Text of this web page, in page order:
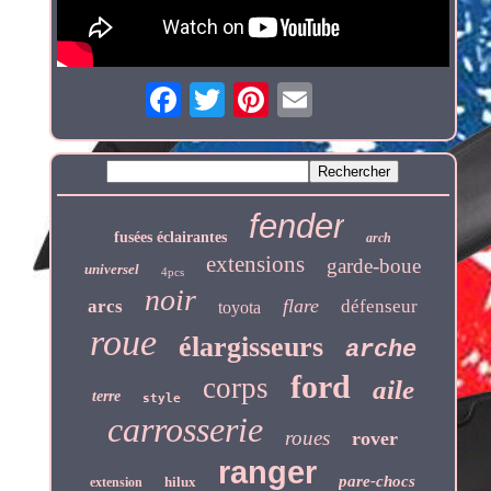
fusées éclairantes fender arch
universel 4pcs extensions garde-boue
arcs noir toyota flare défenseur
roue élargisseurs arche
terre style corps ford aile
carrosserie roues rover
extension hilux ranger pare-chocs